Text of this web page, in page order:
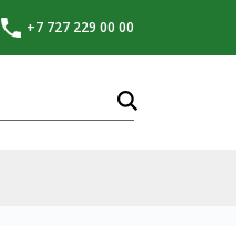
+7 727 229 00 00